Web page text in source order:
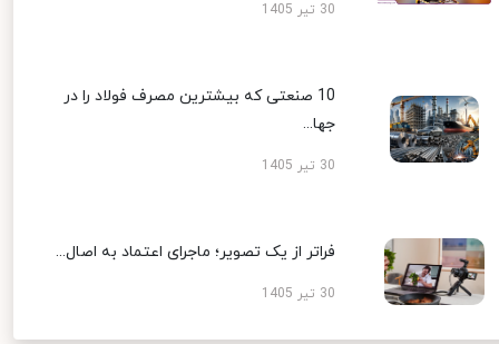
30 تیر 1405
10 صنعتی که بیشترین مصرف فولاد را در
جها...
30 تیر 1405
فراتر از یک تصویر؛ ماجرای اعتماد به اصال...
30 تیر 1405